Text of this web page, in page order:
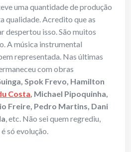
uma quantidade de produção
qualidade. Acredito que as
despertou isso. São muitos
A música instrumental
representada. Nas últimas
com obras
Spok Frevo, Hamilton
Costa, Michael Pipoquinha,
Freire, Pedro Martins, Dani
, etc. Não sei quem regrediu,
só evolução.